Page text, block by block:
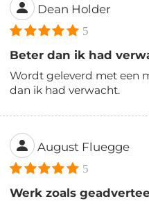
Dean Holder
5
Beter dan ik had
Wordt geleverd met een
dan ik had verwacht.
August Fluegge
5
Werk zoals